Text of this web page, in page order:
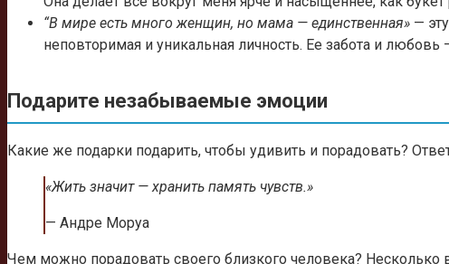
“В мире есть много женщин, но мама — единственная» —
неповторимая и уникальная личность. Ее забота и
Подарите незабываемые эмоции
Какие же подарки подарить, чтобы удивить и порадовать?
«Жить значит — хранить память чувств.»
— Андре Моруа
Чем можно порадовать своего близкого человека? Несколько